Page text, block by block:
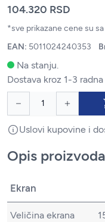
104.320 RSD
*sve prikazane cene su
EAN: 5011024240353
Na stanju.
Dostava kroz 1-3 radna
Uslovi kupovine i
Opis proizvoda
Ekran
Veličina ekrana